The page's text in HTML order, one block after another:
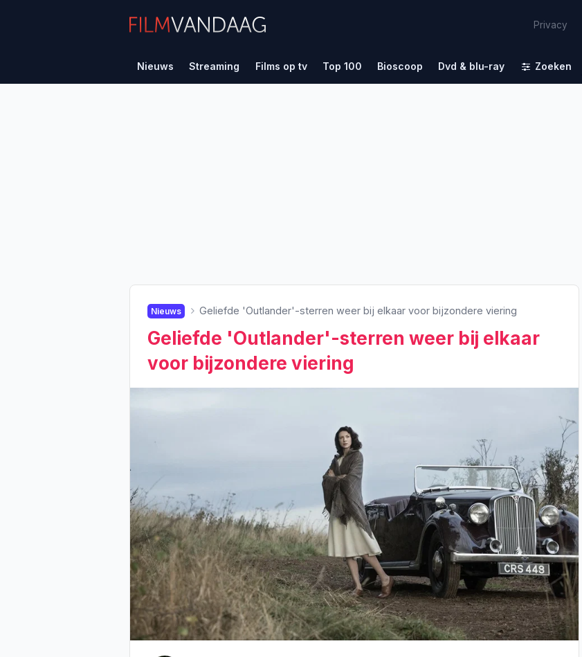
Privacy
Nieuws Streaming Films op tv Top 100 Bioscoop Dvd & blu-ray Zoeken
Nieuws Geliefde 'Outlander'-sterren weer bij elkaar voor bijzondere viering
Geliefde 'Outlander'-sterren weer bij elkaar
voor bijzondere viering